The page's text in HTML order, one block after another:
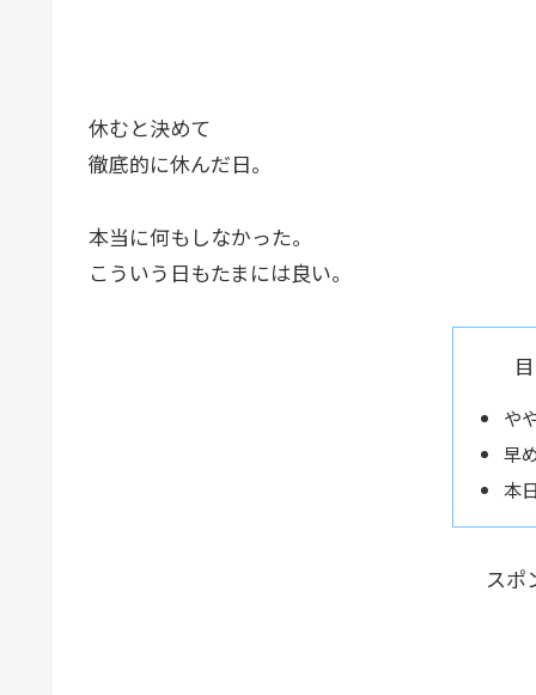
休むと決めて
徹底的に休んだ日。
本当に何もしなかった。
こういう日もたまには良い。
や
早
本
スポ